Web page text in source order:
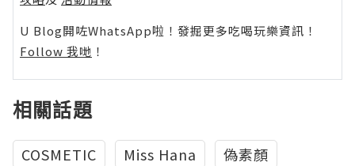
U Blog開咗WhatsApp啦！發掘更多吃喝玩樂資訊！
Follow 我哋 ！
相關話題
COSMETIC Miss Hana
偽素顏